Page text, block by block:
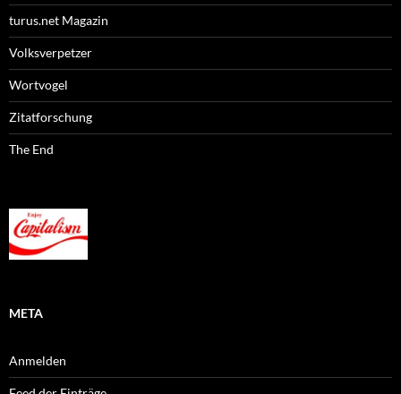
turus.net Magazin
Volksverpetzer
Wortvogel
Zitatforschung
The End
META
Anmelden